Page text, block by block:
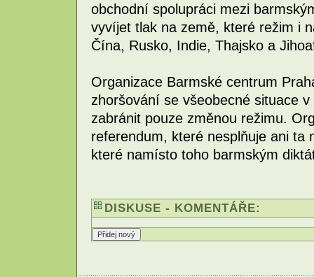
obchodní spolupráci mezi
vyvíjet tlak na země, které režim i
Čína, Rusko, Indie, Thajsko a
Organizace Barmské centrum
zhoršování se všeobecné situace
zabránit pouze změnou režimu.
referendum, které nesplňuje ani ta
které namísto toho barmským
DISKUSE - KOMENTÁŘE: